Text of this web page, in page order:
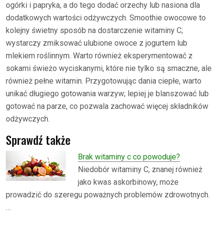
ogórki i papryka, a do tego dodać orzechy lub nasiona dla
dodatkowych wartości odżywczych. Smoothie owocowe to
kolejny świetny sposób na dostarczenie witaminy C;
wystarczy zmiksować ulubione owoce z jogurtem lub
mlekiem roślinnym. Warto również eksperymentować z
sokami świeżo wyciskanymi, które nie tylko są smaczne, ale
również pełne witamin. Przygotowując dania ciepłe, warto
unikać długiego gotowania warzyw; lepiej je blanszować lub
gotować na parze, co pozwala zachować więcej składników
odżywczych.
Sprawdź także
Brak witaminy c co powoduje?
Niedobór witaminy C, znanej również
jako kwas askorbinowy, może
prowadzić do szeregu poważnych problemów zdrowotnych.
…